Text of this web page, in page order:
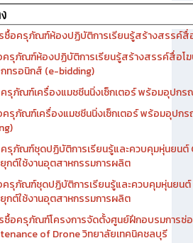
รซื้อครุภัณฑ์ห้องปฏิบัติการเรียนรู้สร้างสรรค์
ครุภัณฑ์ห้องปฏิบัติการเรียนรู้สร้างสรรค์สื่อโ
กทรอนิกส์ (e-bidding)
ครุภัณฑ์เครื่องแมชชีนนิ่งเซ็กเตอร์ พร้อมอุปก
ครุภัณฑ์เครื่องแมชชีนนิ่งเซ็กเตอร์ พร้อมอุปก
ครุภัณฑ์ชุดปฏิบัติการเรียนรู้และควบคุมหุ่นยน
กต์ใช้งานอุตสาหกรรมการผลิต
ครุภัณฑ์ชุดปฏิบัติการเรียนรู้และควบคุมหุ่นยน
กต์ใช้งานอุตสาหกรรมการผลิต
รซื้อครุภัณฑ์โครงการจัดตั้งศูนย์ฝึกอบรมการซ่
of Drone วิทยาลัยเทคนิคชลบุรี